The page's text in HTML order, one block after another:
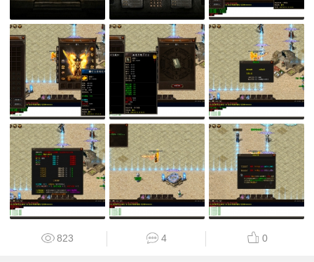
823 4 0